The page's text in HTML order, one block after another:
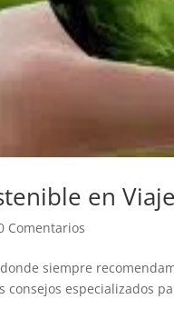
en
Comentarios
siempre
especializados